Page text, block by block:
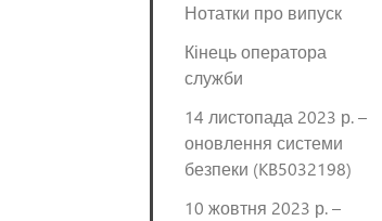
Нотатки про випуск
Кінець оператора
служби
14 листопада 2023 р. –
оновлення системи
безпеки (KB5032198)
10 жовтня 2023 р. –